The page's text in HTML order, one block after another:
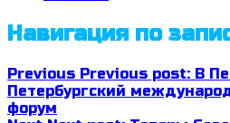
Навигация по
Previous Previous post: В
Петербургский
форум